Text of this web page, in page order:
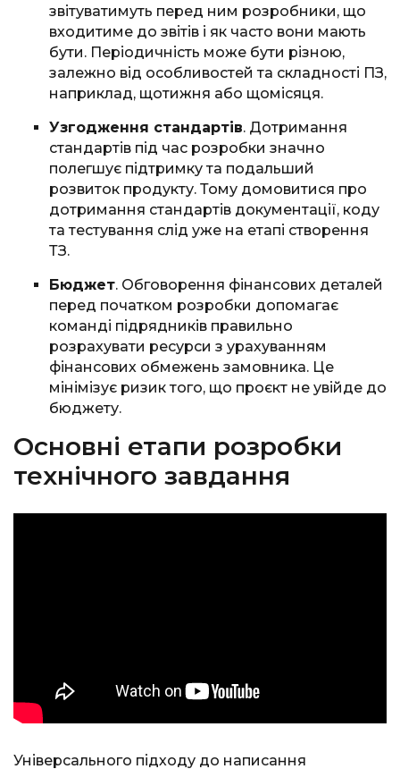
звітуватимуть перед ним розробники, що
входитиме до звітів і як часто вони мають
бути. Періодичність може бути різною,
залежно від особливостей та складності ПЗ,
наприклад, щотижня або щомісяця.
Узгодження стандартів. Дотримання
стандартів під час розробки значно
полегшує підтримку та подальший
розвиток продукту. Тому домовитися про
дотримання стандартів документації, коду
та тестування слід уже на етапі створення
ТЗ.
Бюджет. Обговорення фінансових деталей
перед початком розробки допомагає
команді підрядників правильно
розрахувати ресурси з урахуванням
фінансових обмежень замовника. Це
мінімізує ризик того, що проєкт не увійде до
бюджету.
Основні етапи розробки
технічного завдання
Універсального підходу до написання